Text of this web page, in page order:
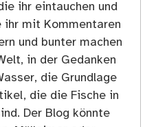
ihr eintauchen und
ihr mit Kommentaren
und bunter machen
in der Gedanken
die Grundlage
die die Fische in
Der Blog könnte